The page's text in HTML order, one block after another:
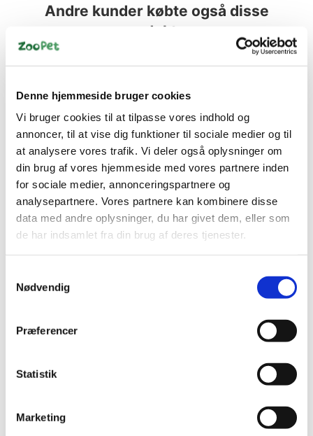
Denne hjemmeside bruger cookies
Vi bruger cookies til at tilpasse vores indhold og
annoncer, til at vise dig funktioner til sociale medier og til
at analysere vores trafik. Vi deler også oplysninger om
din brug af vores hjemmeside med vores partnere inden
for sociale medier, annonceringspartnere og
analysepartnere. Vores partnere kan kombinere disse
data med andre oplysninger, du har givet dem, eller som
de har indsamlet fra din brug af deres tjenester.
Nødvendig
Præferencer
Statistik
Marketing
Andre kunder købte også disse
produkter
035585454252
KONG WILD KNOTS
BEAR HUNDELEGETØJ
20 CM Mix S/m
4011905356129
Ring hvalpe latex 8cm
DKK 24,95
Køb nu